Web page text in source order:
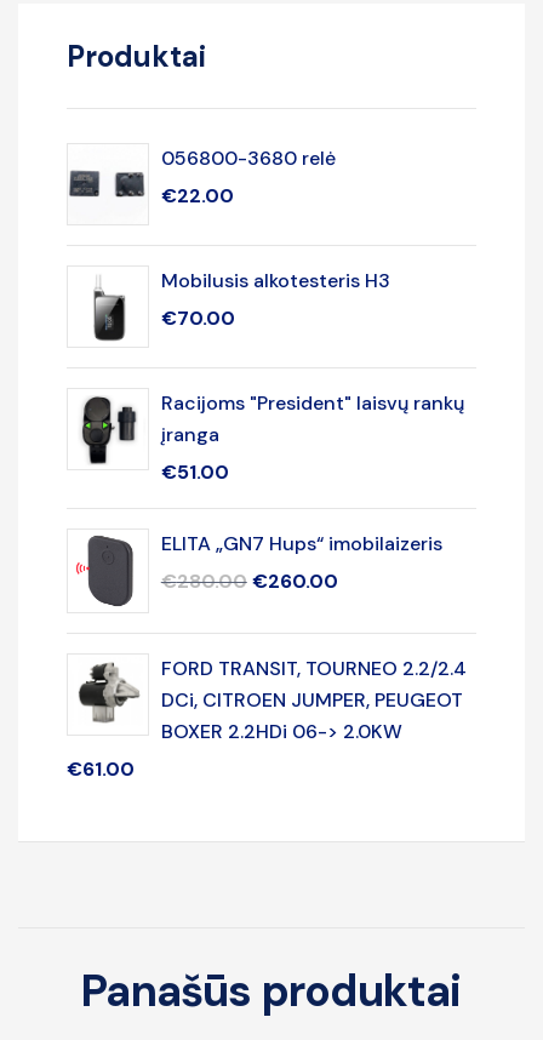
Produktai
056800-3680 relė
€22.00
Mobilusis alkotesteris H3
€70.00
Racijoms "President" laisvų rankų
įranga
€51.00
ELITA „GN7 Hups“ imobilaizeris
€280.00 €260.00
FORD TRANSIT, TOURNEO 2.2/2.4
DCi, CITROEN JUMPER, PEUGEOT
BOXER 2.2HDi 06-> 2.0KW
€61.00
Panašūs produktai